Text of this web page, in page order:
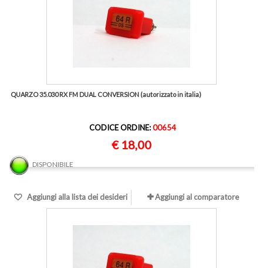
QUARZO 35.030 RX FM DUAL CONVERSION (autorizzato in italia)
CODICE ORDINE:00654
€ 18,00
DISPONIBILE
Aggiungi alla lista dei desideri Aggiungi al comparatore